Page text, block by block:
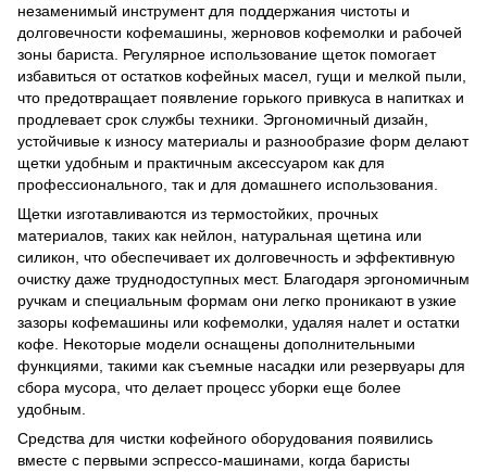
незаменимый инструмент для поддержания чистоты и
долговечности кофемашины, жерновов кофемолки и рабочей
зоны бариста. Регулярное использование щеток помогает
избавиться от остатков кофейных масел, гущи и мелкой пыли,
что предотвращает появление горького привкуса в напитках и
продлевает срок службы техники. Эргономичный дизайн,
устойчивые к износу материалы и разнообразие форм делают
щетки удобным и практичным аксессуаром как для
профессионального, так и для домашнего использования.
Щетки изготавливаются из термостойких, прочных
материалов, таких как нейлон, натуральная щетина или
силикон, что обеспечивает их долговечность и эффективную
очистку даже труднодоступных мест. Благодаря эргономичным
ручкам и специальным формам они легко проникают в узкие
зазоры кофемашины или кофемолки, удаляя налет и остатки
кофе. Некоторые модели оснащены дополнительными
функциями, такими как съемные насадки или резервуары для
сбора мусора, что делает процесс уборки еще более
удобным.
Средства для чистки кофейного оборудования появились
вместе с первыми эспрессо-машинами, когда баристы